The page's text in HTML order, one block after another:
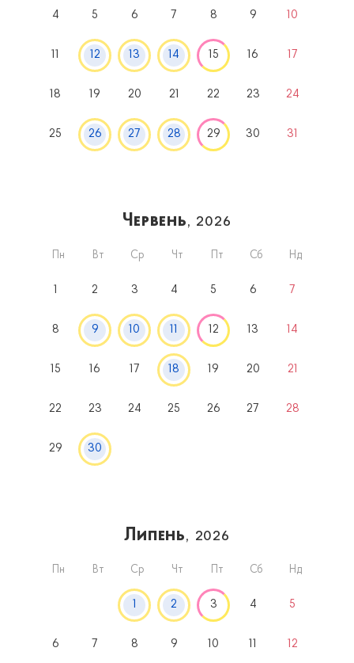
4 5 6 7 8 9 10
11 12 13 14 15 16 17
18 19 20 21 22 23 24
25 26 27 28 29 30 31
Червень, 2026
Пн Вт Ср Чт Пт Сб Нд
1 2 3 4 5 6 7
8 9 10 11 12 13 14
15 16 17 18 19 20 21
22 23 24 25 26 27 28
29 30
Липень, 2026
Пн Вт Ср Чт Пт Сб Нд
1 2 3 4 5
6 7 8 9 10 11 12